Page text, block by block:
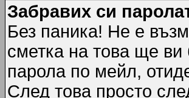
Забравих си
Без паника! Не е
сметка на това ще
парола по мейл,
След това просто